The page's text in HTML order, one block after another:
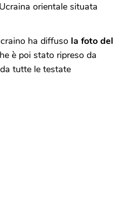
orientale situata
ha diffuso la foto del
è poi stato ripreso da
tutte le testate